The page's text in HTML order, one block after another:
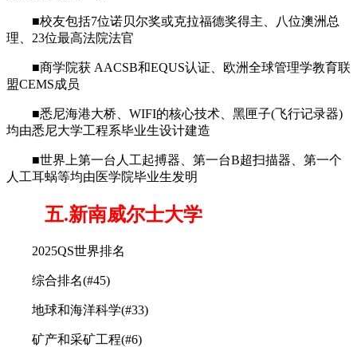
■校友包括7位诺贝尔奖或克拉福德奖得主、八位澳洲总
理、23位最高法院法官
■商学院获 AACSB和EQUS认证、欧洲全球管理学教育联
盟CEMS成员
■悉尼海港大桥、WIFI的核心技术、黑匣子(飞行记录器)
均由悉尼大学工程系毕业生设计建造
■世界上第一台人工起搏器、第一台B超扫描器、第一个
人工耳蜗等均由医学院毕业生发明
五.新南威尔士大学
2025QS世界排名
综合排名(#45)
地球和海洋科学(#33)
矿产和采矿工程(#6)